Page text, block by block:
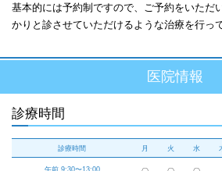
基本的には予約制ですので、ご予約をいただ
かりと診させていただけるような治療を行っ
医院情報
診療時間
診療時間 月 火 水
午前 9:30〜13:00